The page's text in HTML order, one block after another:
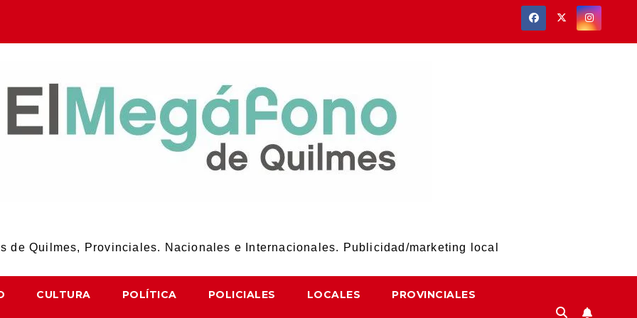
de Quilmes, Provinciales. Nacionales e Internacionales. Publicidad/marketing local
CULTURA POLÍTICA POLICIALES LOCALES PROVINCIALES